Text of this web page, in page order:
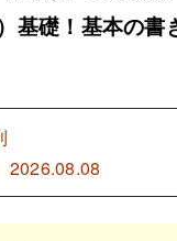
基礎！基本の書
2026.08.08